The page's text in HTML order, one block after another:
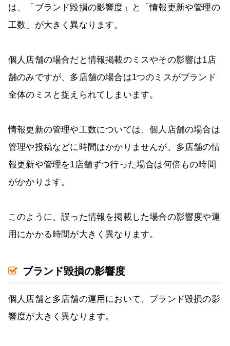
は、「ブランド毀損の影響度」と「情報更新や管理の
工数」が大きく異なります。
個人店舗の場合だと情報掲載のミスやその影響は1店
舗のみですが、多店舗の場合は1つのミスがブランド
全体のミスと捉えられてしまいます。
情報更新の管理や工数については、個人店舗の場合は
管理や投稿などに時間はかかりませんが、多店舗の情
報更新や管理を1店舗ずつ行った場合は何倍もの時間
がかかります。
このように、誤った情報を掲載した場合の影響度や運
用にかかる時間が大きく異なります。
ブランド毀損の影響度
個人店舗と多店舗の運用において、ブランド毀損の影
響度が大きく異なります。